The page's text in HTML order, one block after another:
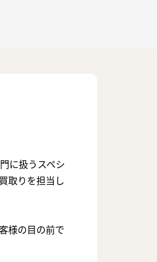
に扱うスペシ
取りを担当し
様の目の前で